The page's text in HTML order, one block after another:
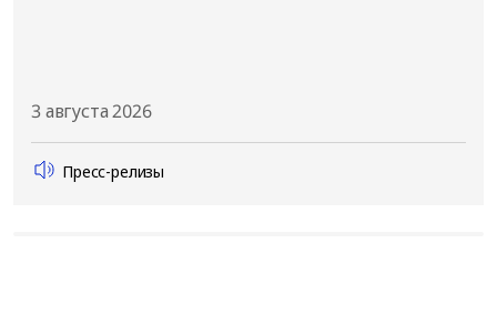
3 августа 2026
Пресс-релизы